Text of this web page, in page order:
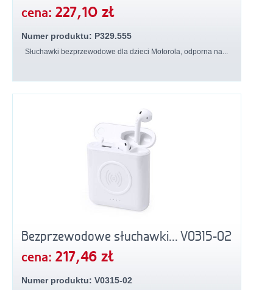
cena: 227,10 zł
Numer produktu: P329.555
Słuchawki bezprzewodowe dla dzieci Motorola, odporna na...
Bezprzewodowe słuchawki... V0315-02
cena: 217,46 zł
Numer produktu: V0315-02